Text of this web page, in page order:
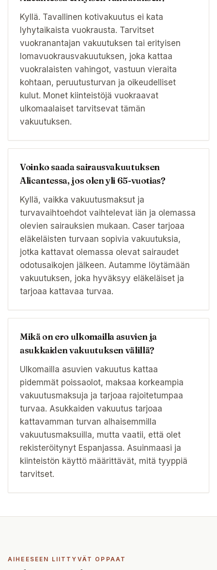
Kyllä. Tavallinen kotivakuutus ei kata
lyhytaikaista vuokrausta. Tarvitset
vuokranantajan vakuutuksen tai erityisen
lomavuokrausvakuutuksen, joka kattaa
vuokralaisten vahingot, vastuun vieraita
kohtaan, peruutusturvan ja oikeudelliset
kulut. Monet kiinteistöjä vuokraavat
ulkomaalaiset tarvitsevat tämän
vakuutuksen.
Voinko saada sairausvakuutuksen
Alicantessa, jos olen yli 65-vuotias?
Kyllä, vaikka vakuutusmaksut ja
turvavaihtoehdot vaihtelevat iän ja olemassa
olevien sairauksien mukaan. Caser tarjoaa
eläkeläisten turvaan sopivia vakuutuksia,
jotka kattavat olemassa olevat sairaudet
odotusaikojen jälkeen. Autamme löytämään
vakuutuksen, joka hyväksyy eläkeläiset ja
tarjoaa kattavaa turvaa.
Mikä on ero ulkomailla asuvien ja
asukkaiden vakuutuksen välillä?
Ulkomailla asuvien vakuutus kattaa
pidemmät poissaolot, maksaa korkeampia
vakuutusmaksuja ja tarjoaa rajoitetumpaa
turvaa. Asukkaiden vakuutus tarjoaa
kattavamman turvan alhaisemmilla
vakuutusmaksuilla, mutta vaatii, että olet
rekisteröitynyt Espanjassa. Asuinmaasi ja
kiinteistön käyttö määrittävät, mitä tyyppiä
tarvitset.
AIHEESEEN LIITTYVÄT OPPAAT